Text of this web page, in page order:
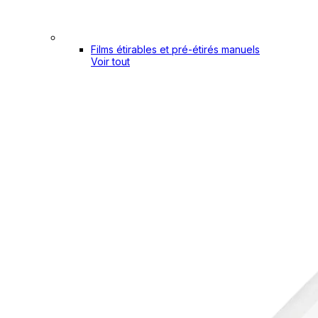
Films étirables et pré-étirés manuels
Voir tout